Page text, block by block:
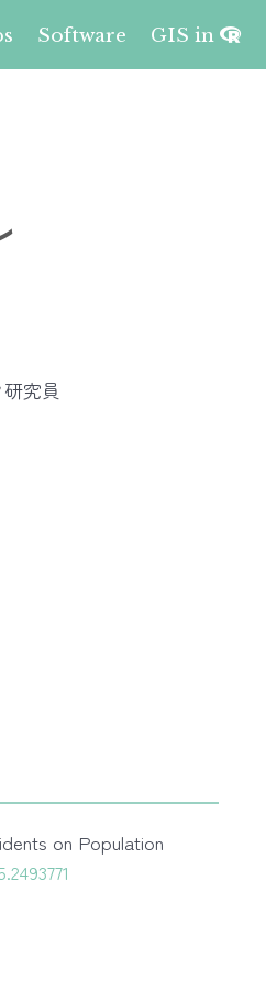
Software GIS in
究員
on Population